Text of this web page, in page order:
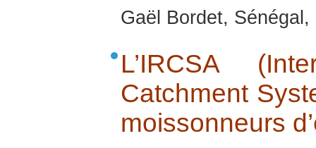
Gaël Bordet,
L’IRCSA
Catchment
moissonneurs